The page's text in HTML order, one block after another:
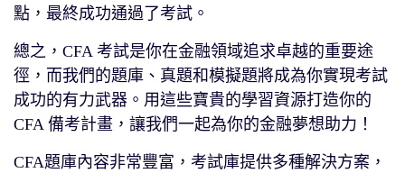
點，最終成功通過了考試。
總之，CFA 考試是你在金融領域追求卓越的重要途
徑，而我們的題庫、真題和模擬題將成為你實現考試
成功的有力武器。用這些寶貴的學習資源打造你的
CFA 備考計畫，讓我們一起為你的金融夢想助力！
CFA題庫內容非常豐富，考試庫提供多種解決方案，